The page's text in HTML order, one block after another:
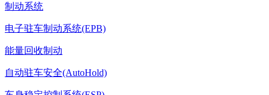
制动系统
电子驻车制动系统(EPB)
能量回收制动
自动驻车安全(AutoHold)